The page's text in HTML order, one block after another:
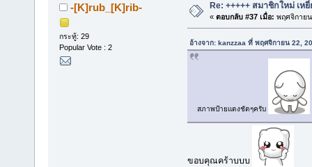
-[K]rub_[K]rib-
กระทู้: 29
Popular Vote : 2
Re: +++++ สมาชิกใหม่ เห
« ตอบกลับ #37 เมื่อ: พฤศจิกาย
อ้างจาก: kanzzaa ที่ พฤศจิกายน 22,
สภาพป้ายแดงชัดๆครับ
ขอบคุณคร้าบบบ